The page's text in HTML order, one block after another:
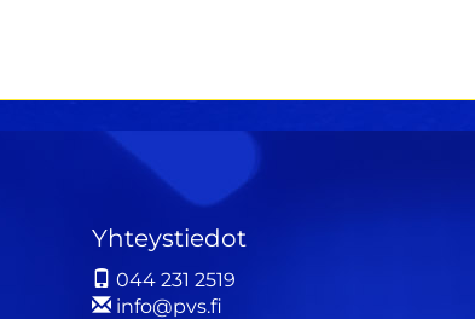
Yhteystiedot
044 231 2519
info@pvs.fi